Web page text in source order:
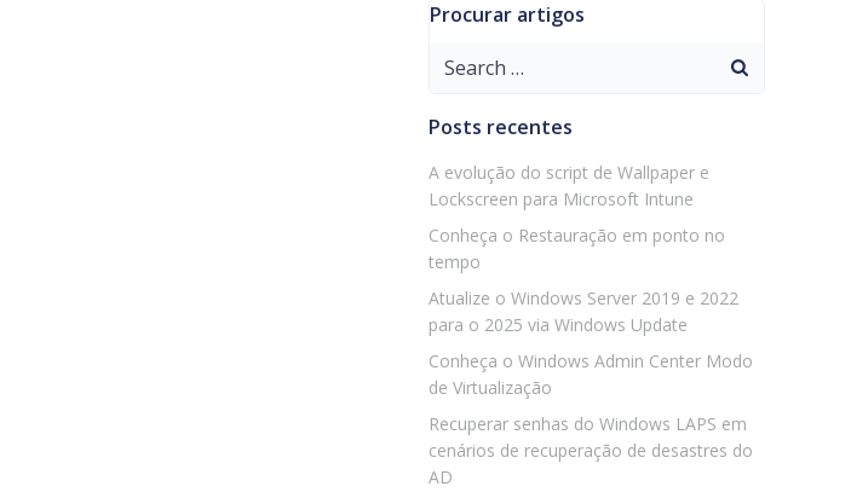
Procurar artigos
Search
Posts recentes
A evolução do script de Wallpaper e
Lockscreen para Microsoft Intune
Conheça o Restauração em ponto no
tempo
Atualize o Windows Server 2019 e 2022
para o 2025 via Windows Update
Conheça o Windows Admin Center Modo
de Virtualização
Recuperar senhas do Windows LAPS em
cenários de recuperação de desastres do
AD